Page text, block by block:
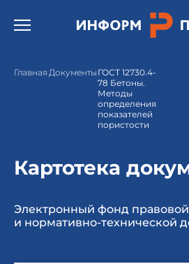
Открыть бургер меню.
Главная Документы ГОСТ 12730.4-
78 Бетоны.
Методы
определения
показателей
пористости
Картотека
Электронный фонд правовой
и нормативно-технической